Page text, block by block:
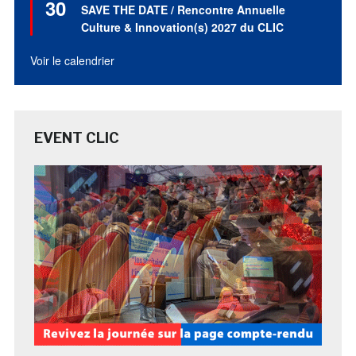
30
en
avant
SAVE THE DATE / Rencontre Annuelle
Culture & Innovation(s) 2027 du CLIC
Voir le calendrier
EVENT CLIC